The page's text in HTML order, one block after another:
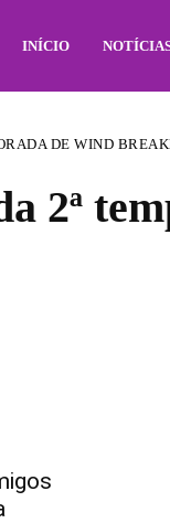
INÍCIO
DE WIND
2ª